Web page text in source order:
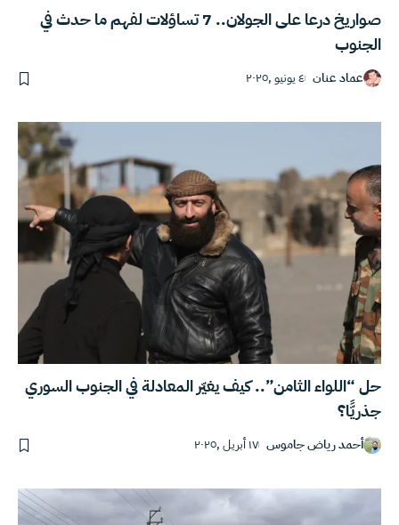
صواريخ درعا على الجولان.. 7 تساؤلات لفهم ما حدث في
الجنوب
عماد عنان ٤ يونيو ,٢٠٢٥
حل “اللواء الثامن”.. كيف يغيّر المعادلة في الجنوب السوري
جذريًّا؟
أحمد رياض جاموس ١٧ أبريل ,٢٠٢٥